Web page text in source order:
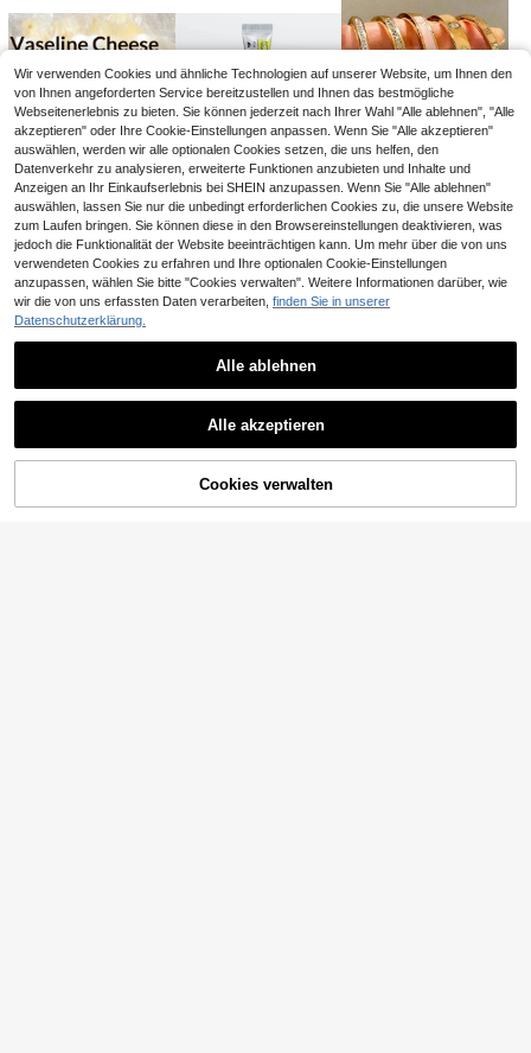
5,62€ 12,41€ 5,07€
16,99€ 2,88€ 2,88€
Wir verwenden Cookies und ähnliche Technologien auf unserer Website, um Ihnen den
von Ihnen angeforderten Service bereitzustellen und Ihnen das bestmögliche
Webseitenerlebnis zu bieten. Sie können jederzeit nach Ihrer Wahl "Alle ablehnen", "Alle
akzeptieren" oder Ihre Cookie-Einstellungen anpassen. Wenn Sie "Alle akzeptieren"
auswählen, werden wir alle optionalen Cookies setzen, die uns helfen, den
Datenverkehr zu analysieren, erweiterte Funktionen anzubieten und Inhalte und
Anzeigen an Ihr Einkaufserlebnis bei SHEIN anzupassen. Wenn Sie "Alle ablehnen"
auswählen, lassen Sie nur die unbedingt erforderlichen Cookies zu, die unsere Website
zum Laufen bringen. Sie können diese in den Browsereinstellungen deaktivieren, was
jedoch die Funktionalität der Website beeinträchtigen kann. Um mehr über die von uns
verwendeten Cookies zu erfahren und Ihre optionalen Cookie-Einstellungen
anzupassen, wählen Sie bitte "Cookies verwalten". Weitere Informationen darüber, wie
wir die von uns erfassten Daten verarbeiten, finden Sie in unserer
Datenschutzerklärung.
Alle ablehnen
Alle akzeptieren
Cookies verwalten